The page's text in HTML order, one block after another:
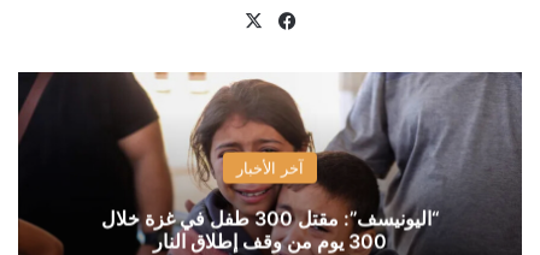
فيسبوك
آخر الأخبار
“اليونيسف”: مقتل 300 طفل في غزة خلال
300 يوم من وقف إطلاق النار